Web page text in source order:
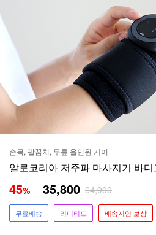
손목, 팔꿈치, 무릎 올인원 케어
알로코리아 저주파 마사지기 바디
45% 35,800 64,900
무료배송 리미티드 배송지연 보상